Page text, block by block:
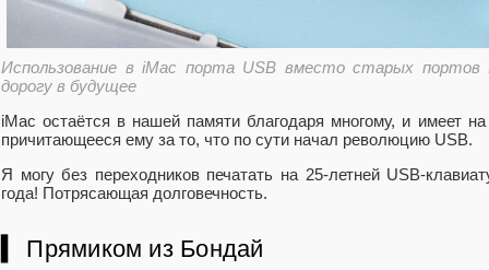
Использование в iMac порта USB вместо старых портов
дорогу в будущее
iMac остаётся в нашей памяти благодаря многому, и имеет
причитающееся ему за то, что по сути начал революцию USB.
Я могу без переходников печатать на 25-летней USB-
года! Потрясающая долговечность.
▍ Прямиком из Бондай